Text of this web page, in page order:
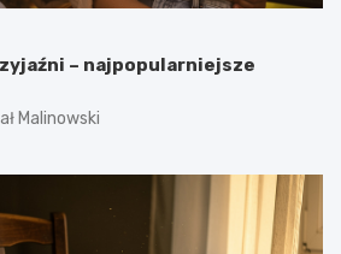
– najpopularniejsze
Malinowski